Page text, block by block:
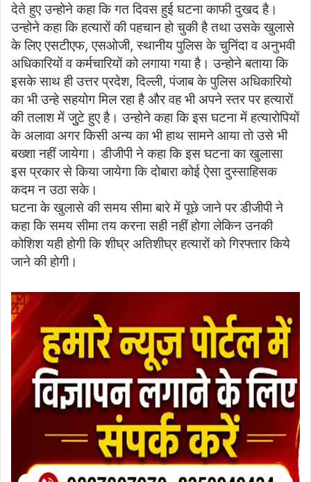
देते हुए उन्होने कहा कि गत दिवस हुई घटना काफी दुखद है।
उन्होने कहा कि हत्यारों की पहचान हो चुकी है तथा उसके खुलासे
के लिए एसटीएफ, एसओजी, स्थानीय पुलिस के चुनिंदा व अनुभवी
अधिकारियों व कर्मचारियों को लगाया गया है। उन्होने बताया कि
इसके साथ ही उत्तर प्रदेश, दिल्ली, पंजाब के पुलिस अधिकारियो
का भी उन्हे सहयोग मिल रहा है और वह भी अपने स्तर पर हत्यारों
की तलाश में जुुटे हुए है। उन्होने कहा कि इस घटना में हत्यारोपियों
के अलावा अगर किसी अन्य का भी हाथ सामने आया तो उसे भी
बख्शा नहीं जायेगा। डीजीपी ने कहा कि इस घटना का खुलासा
इस प्रकार से किया जायेगा कि दोबारा कोई ऐसा दुस्साहिसक
कदम न उठा सके।
घटना के खुलासे की समय सीमा बारे में पूछे जाने पर डीजीपी ने
कहा कि समय सीमा तय करना सही नहीं होगा लेकिन उनकी
कोशिश यही होगी कि शीघ्र अतिशीघ्र हत्यारों को गिरफ्तार किये
जाने की होगी।